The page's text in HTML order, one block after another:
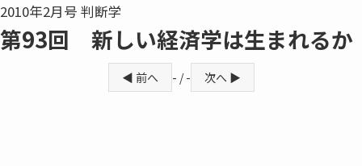
2010年2月号 判断学
第93回 新しい経済学は生まれるか
◀ 前へ - / - 次へ ▶